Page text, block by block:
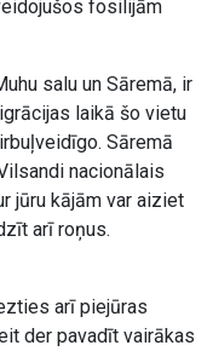
fosilijām
salu un Sāremā, ir
laikā šo vietu
Sāremā
nacionālais
jūru kājām var aiziet
arī roņus.
arī piejūras
der pavadīt vairākas